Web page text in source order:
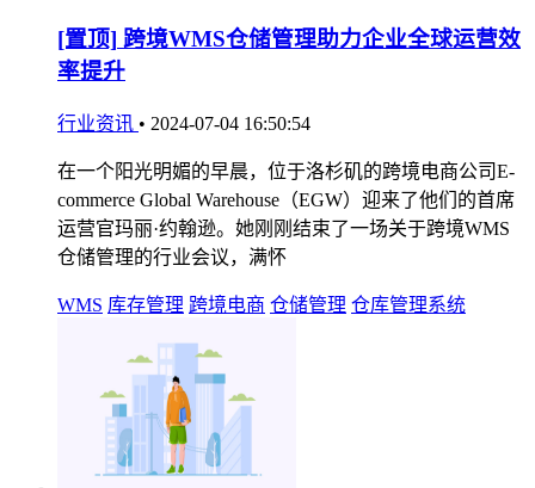
[置顶] 跨境WMS仓储管理助力企业全球运营效
率提升
行业资讯 • 2024-07-04 16:50:54
在一个阳光明媚的早晨，位于洛杉矶的跨境电商公司E-
commerce Global Warehouse（EGW）迎来了他们的首席
运营官玛丽·约翰逊。她刚刚结束了一场关于跨境WMS
仓储管理的行业会议，满怀
WMS 库存管理 跨境电商 仓储管理 仓库管理系统